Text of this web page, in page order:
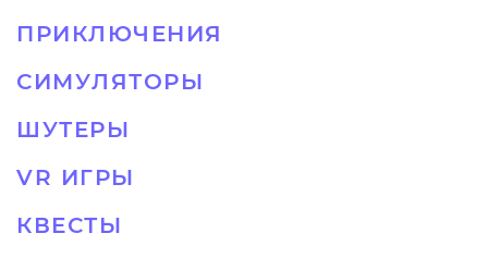
ПРИКЛЮЧЕНИЯ
СИМУЛЯТОРЫ
ШУТЕРЫ
VR ИГРЫ
КВЕСТЫ